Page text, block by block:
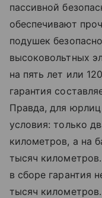
пассивной
обеспечивают
подушек
высоковольтных
на пять лет или
гарантия
Правда, для
условия: только
километров, а на
тысяч
в сборе гарантия
тысяч километров.